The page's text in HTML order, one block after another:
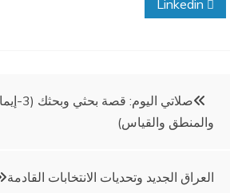
تصفّح
المقالات
صلاتي
والمنطق والقياس)
العراق الجديد وتحديات الانتخابات القادمة